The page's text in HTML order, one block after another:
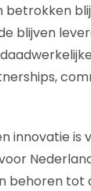
blijven
innovatie is
behoren tot